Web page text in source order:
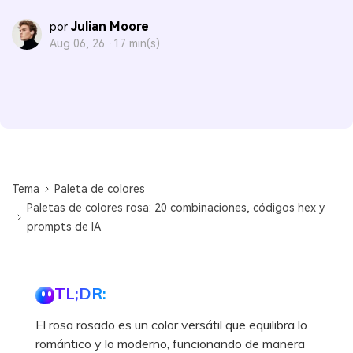
por Julian Moore
Aug 06, 26 · 17 min(s)
Tema
Paleta de colores
Paletas de colores rosa: 20 combinaciones, códigos hex y
prompts de IA
TL;DR:
El rosa rosado es un color versátil que equilibra lo
romántico y lo moderno, funcionando de manera